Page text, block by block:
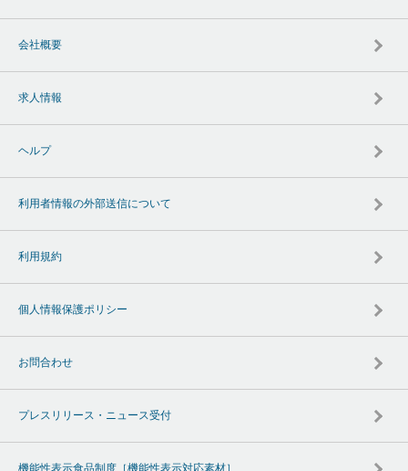
会社概要
求人情報
ヘルプ
利用者情報の外部送信について
利用規約
個人情報保護ポリシー
お問合わせ
プレスリリース・ニュース受付